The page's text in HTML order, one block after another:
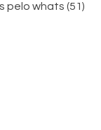
pelo whats (51)